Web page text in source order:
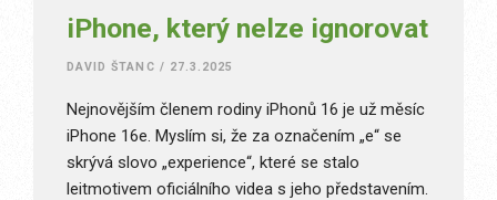
iPhone, který nelze ignorovat
DAVID ŠTANC / 27.3.2025
Nejnovějším členem rodiny iPhonů 16 je už měsíc
iPhone 16e. Myslím si, že za označením „e“ se
skrývá slovo „experience“, které se stalo
leitmotivem oficiálního videa s jeho představením.